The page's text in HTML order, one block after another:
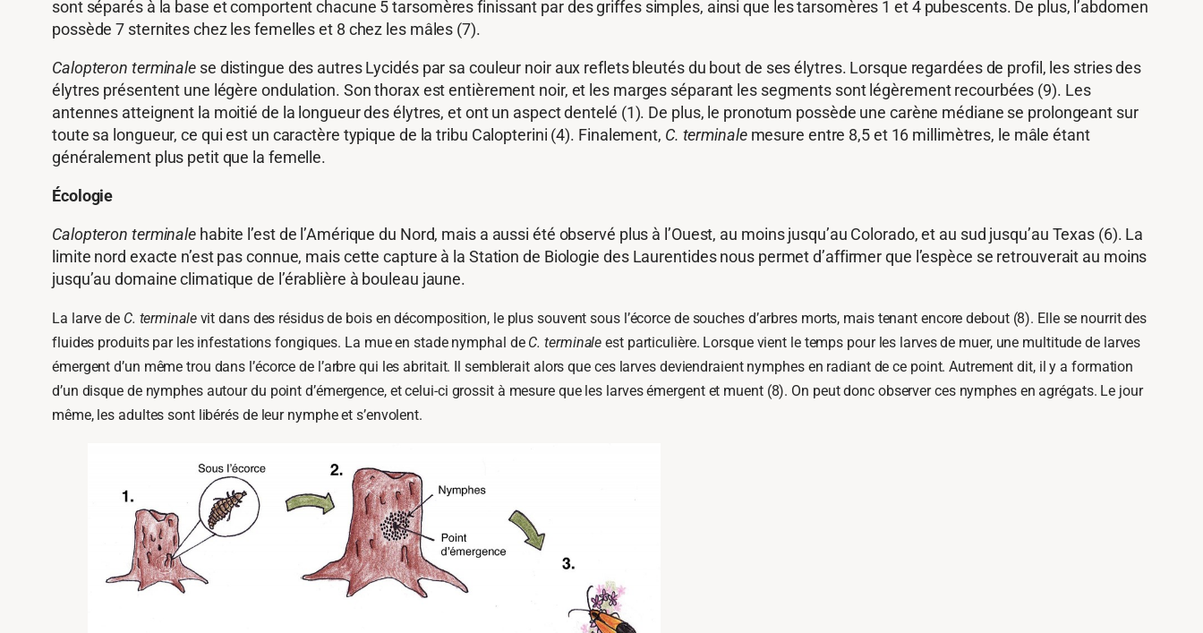
sont séparés à la base et comportent chacune 5 tarsomères finissant par des griffes simples, ainsi que les tarsomères 1 et 4 pubescents. De plus, l’abdomen
possède 7 sternites chez les femelles et 8 chez les mâles (7).
Calopteron terminale se distingue des autres Lycidés par sa couleur noir aux reflets bleutés du bout de ses élytres. Lorsque regardées de profil, les stries des
élytres présentent une légère ondulation. Son thorax est entièrement noir, et les marges séparant les segments sont légèrement recourbées (9). Les
antennes atteignent la moitié de la longueur des élytres, et ont un aspect dentelé (1). De plus, le pronotum possède une carène médiane se prolongeant sur
toute sa longueur, ce qui est un caractère typique de la tribu Calopterini (4). Finalement, C. terminale mesure entre 8,5 et 16 millimètres, le mâle étant
généralement plus petit que la femelle.
Écologie
Calopteron terminale habite l’est de l’Amérique du Nord, mais a aussi été observé plus à l’Ouest, au moins jusqu’au Colorado, et au sud jusqu’au Texas (6). La
limite nord exacte n’est pas connue, mais cette capture à la Station de Biologie des Laurentides nous permet d’affirmer que l’espèce se retrouverait au moins
jusqu’au domaine climatique de l’érablière à bouleau jaune.
La larve de C. terminalevit dans des résidus de bois en décomposition, le plus souvent sous l’écorce de souches d’arbres morts, mais tenant encore debout (8). Elle se nourrit des
fluides produits par les infestations fongiques. La mue en stade nymphal de C. terminale est particulière. Lorsque vient le temps pour les larves de muer, une multitude de larves
émergent d’un même trou dans l’écorce de l’arbre qui les abritait. Il semblerait alors que ces larves deviendraient nymphes en radiant de ce point. Autrement dit, il y a formation
d’un disque de nymphes autour du point d’émergence, et celui-ci grossit à mesure que les larves émergent et muent (8). On peut donc observer ces nymphes en agrégats. Le jour
même, les adultes sont libérés de leur nymphe et s’envolent.